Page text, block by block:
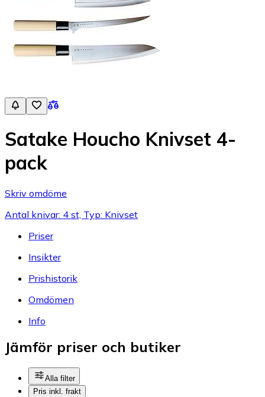
Satake Houcho Knivset 4-
pack
Skriv omdöme
Antal knivar: 4 st, Typ: Knivset
Priser
Insikter
Prishistorik
Omdömen
Info
Jämför priser och butiker
Alla filter
Pris inkl. frakt